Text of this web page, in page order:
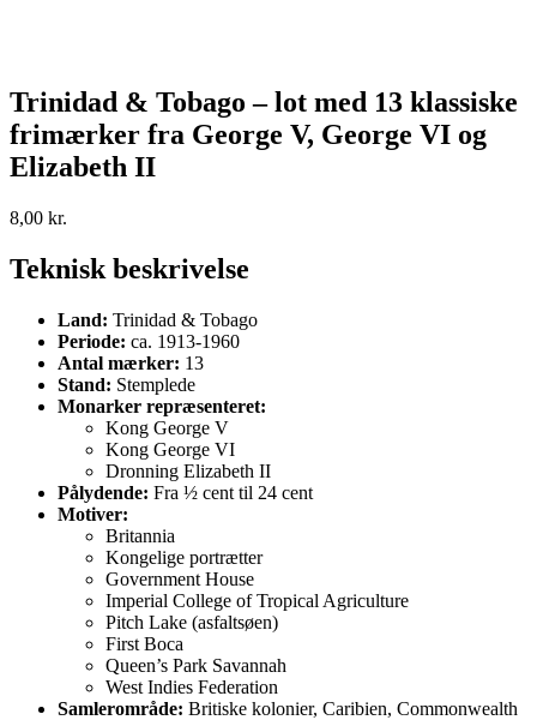
Trinidad & Tobago – lot med 13 klassiske
frimærker fra George V, George VI og
Elizabeth II
8,00 kr.
Teknisk beskrivelse
Land: Trinidad & Tobago
Periode: ca. 1913-1960
Antal mærker: 13
Stand: Stemplede
Monarker repræsenteret:
Kong George V
Kong George VI
Dronning Elizabeth II
Pålydende: Fra ½ cent til 24 cent
Motiver:
Britannia
Kongelige portrætter
Government House
Imperial College of Tropical Agriculture
Pitch Lake (asfaltsøen)
First Boca
Queen’s Park Savannah
West Indies Federation
Samlerområde: Britiske kolonier, Caribien, Commonwealth